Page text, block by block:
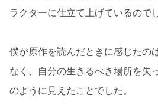
ラクターに仕立て上げているので
僕が原作を読んだときに感じたの
なく、自分の生きるべき場所を失
のように見えたことでした。